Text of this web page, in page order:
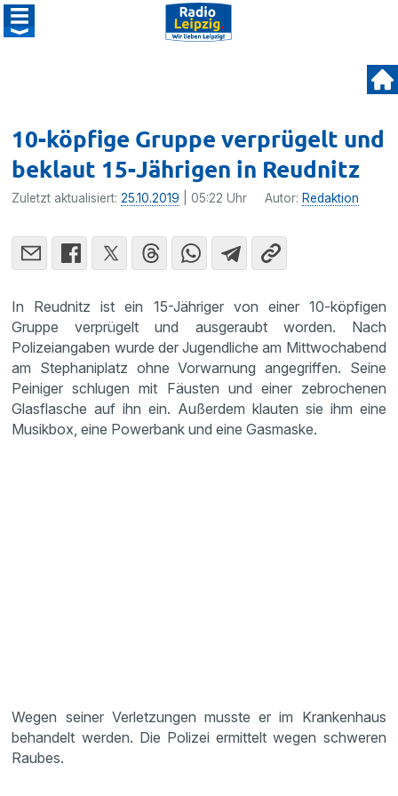
10-köpfige Gruppe verprügelt und
beklaut 15-Jährigen in Reudnitz
Zuletzt aktualisiert:25.10.2019 | 05:22 Uhr Autor: Redaktion
In Reudnitz ist ein 15-Jähriger von einer 10-köpfigen
Gruppe verprügelt und ausgeraubt worden. Nach
Polizeiangaben wurde der Jugendliche am Mittwochabend
am Stephaniplatz ohne Vorwarnung angegriffen. Seine
Peiniger schlugen mit Fäusten und einer zebrochenen
Glasflasche auf ihn ein. Außerdem klauten sie ihm eine
Musikbox, eine Powerbank und eine Gasmaske.
Wegen seiner Verletzungen musste er im Krankenhaus
behandelt werden. Die Polizei ermittelt wegen schweren
Raubes.